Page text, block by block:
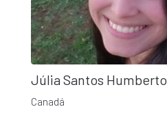
Júlia Santos Humberto
Canadá